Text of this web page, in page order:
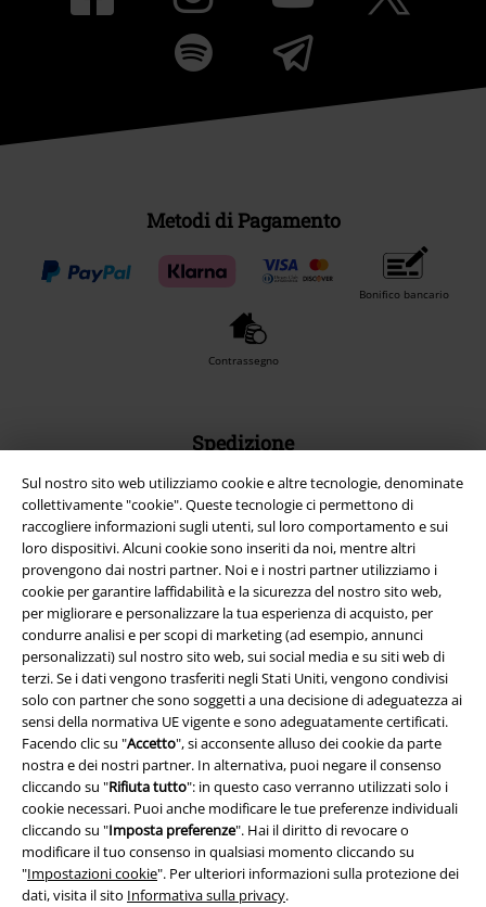
Sul nostro sito web utilizziamo cookie e altre tecnologie, denominate
collettivamente "cookie". Queste tecnologie ci permettono di
raccogliere informazioni sugli utenti, sul loro comportamento e sui
loro dispositivi. Alcuni cookie sono inseriti da noi, mentre altri
provengono dai nostri partner. Noi e i nostri partner utilizziamo i
cookie per garantire laffidabilità e la sicurezza del nostro sito web,
per migliorare e personalizzare la tua esperienza di acquisto, per
condurre analisi e per scopi di marketing (ad esempio, annunci
personalizzati) sul nostro sito web, sui social media e su siti web di
terzi. Se i dati vengono trasferiti negli Stati Uniti, vengono condivisi
solo con partner che sono soggetti a una decisione di adeguatezza ai
sensi della normativa UE vigente e sono adeguatamente certificati.
Facendo clic su "Accetto", si acconsente alluso dei cookie da parte
nostra e dei nostri partner. In alternativa, puoi negare il consenso
cliccando su "Rifiuta tutto": in questo caso verranno utilizzati solo i
cookie necessari. Puoi anche modificare le tue preferenze individuali
cliccando su "Imposta preferenze". Hai il diritto di revocare o
modificare il tuo consenso in qualsiasi momento cliccando su
"Impostazioni cookie". Per ulteriori informazioni sulla protezione dei
dati, visita il sito Informativa sulla privacy.
Metodi di Pagamento
Bonifico bancario
Contrassegno
Spedizione
App EMP
Scarica la nuova app di EMP!
A Warner Music Group Company